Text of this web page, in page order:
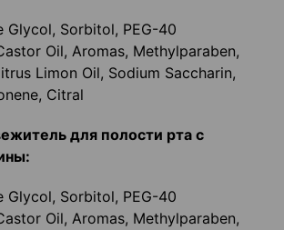
Glycol, Sorbitol, PEG-40
Oil, Aromas, Methylparaben,
Limon Oil, Sodium Saccharin,
Citral
для полости рта с
Glycol, Sorbitol, PEG-40
Oil, Aromas, Methylparaben,